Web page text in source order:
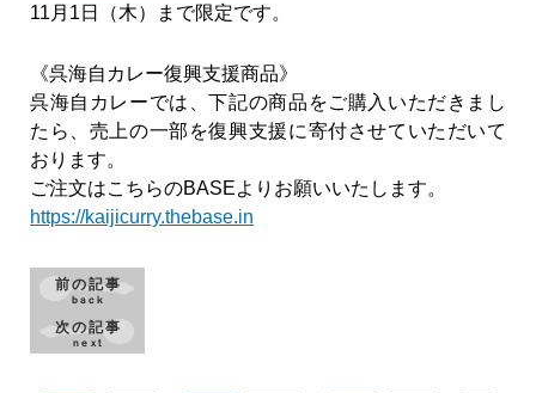
11月1日（木）まで限定です。
《呉海自カレー復興支援商品》
呉海自カレーでは、下記の商品をご購入いただきまし
たら、売上の一部を復興支援に寄付させていただいて
おります。
ご注文はこちらのBASEよりお願いいたします。
https://kaijicurry.thebase.in
前の記事
back
次の記事
next